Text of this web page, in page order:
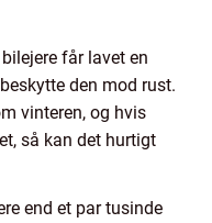
får lavet en
den mod rust.
vinteren, og hvis
så kan det hurtigt
end et par tusinde